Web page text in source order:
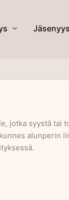
syystä tai
alunperin